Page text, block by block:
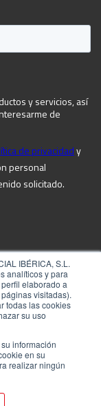
IBÉRICA, S.L.
analíticos y para
elaborado a
visitadas).
todas las cookies
su uso
información
en su
realizar ningún
Aviso Legal
de privacidad